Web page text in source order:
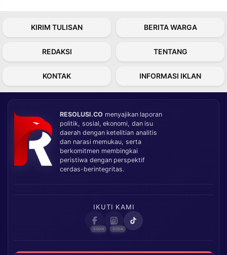
KIRIM TULISAN BERITA WARGA
REDAKSI TENTANG
KONTAK INFORMASI IKLAN
RESOLUSI.CO menyajikan laporan
politik, sosial, ekonomi, dan isu
daerah dengan ketelitian analitis
dan narasi memukau, serta
berkomitmen membingkai
peristiwa dengan perspektif
cerdas-berintegritas.
IKUTI KAMI